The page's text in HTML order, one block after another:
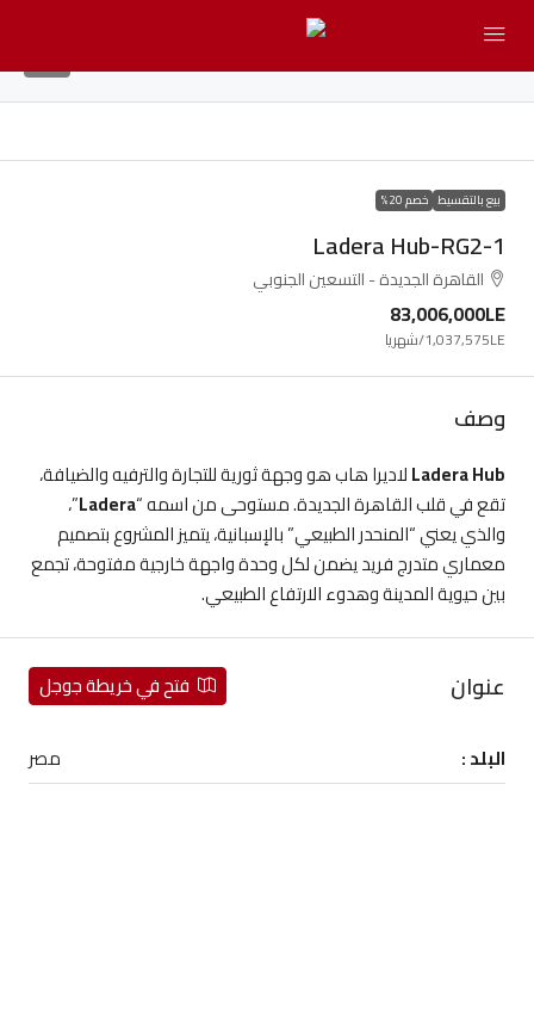
بيع بالتقسيط خصم 20%
Ladera Hub-RG2-1
القاهرة الجديدة - التسعين الجنوبي
83,006,000LE
1,037,575LE/شهريا
وصف
Ladera Hubلاديرا هاب هو وجهة ثورية للتجارة والترفيه والضيافة،
تقع في قلب القاهرة الجديدة. مستوحى من اسمه “Ladera”،
والذي يعني “المنحدر الطبيعي” بالإسبانية، يتميز المشروع بتصميم
معماري متدرج فريد يضمن لكل وحدة واجهة خارجية مفتوحة، تجمع
بين حيوية المدينة وهدوء الارتفاع الطبيعي.
عنوان فتح في خريطة جوجل
البلد : مصر